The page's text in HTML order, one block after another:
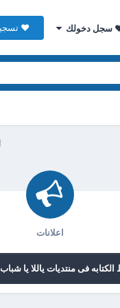
♥ سجل دخولك ♥
اعلانات
فى منتديات ياللا يا شباب